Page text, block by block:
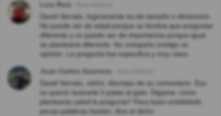
Luis Ruiz
David Serrato, logicamente es de tamaño o dimensión.
No puede ser de edad porque se tendria que preguntar
diferente y no puede ser de importancia porque igual
se plantearia diferente. No comparto contigo su
opinión. La pregunta fue especifica y muy clara.
Juan Carlos Guerrero
David Serrato, señor, discrepo de su comentario. Eso
es querer buscarle 5 patas al gato. Digame, como
plantearia usted la pregunta? Para buen entebdedir
pocas palabras bastan, dice el dicho